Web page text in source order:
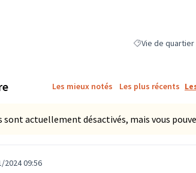
Filtrer les
Vie de
Les mieux notés Les plus récents
actuellement désactivés, mais vous
2024 09:56